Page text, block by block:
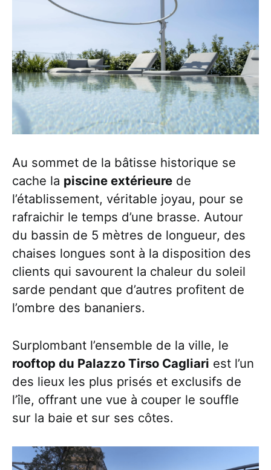
Au sommet de la bâtisse historique se
cache la piscine extérieure de
l’établissement, véritable joyau, pour se
rafraichir le temps d’une brasse. Autour
du bassin de 5 mètres de longueur, des
chaises longues sont à la disposition des
clients qui savourent la chaleur du soleil
sarde pendant que d’autres profitent de
l’ombre des bananiers.
Surplombant l’ensemble de la ville, le
rooftop du Palazzo Tirso Cagliari est l’un
des lieux les plus prisés et exclusifs de
l’île, offrant une vue à couper le souffle
sur la baie et sur ses côtes.